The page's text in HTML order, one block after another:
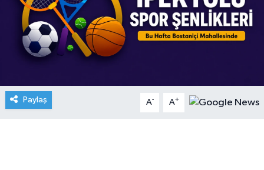
Paylaş A- A+